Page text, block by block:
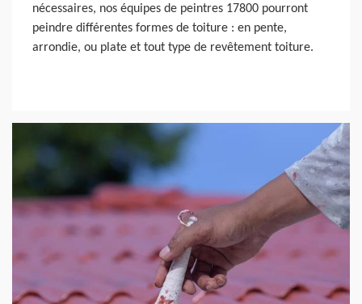
nécessaires, nos équipes de peintres 17800 pourront
peindre différentes formes de toiture : en pente,
arrondie, ou plate et tout type de revêtement toiture.